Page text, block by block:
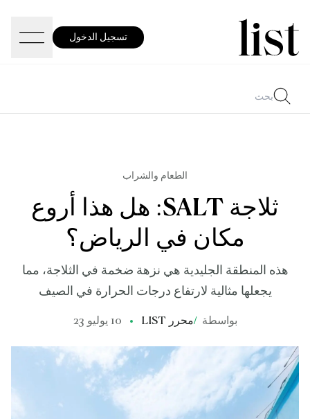
تسجيل الدخول
الطعام والشراب
ثلاجة SALT: هل هذا أروع
مكان في الرياض؟
هذه المنطقة الجليدية هي نزهة ضخمة في الثلاجة، مما
يجعلها مثالية لارتفاع درجات الحرارة في الصيف
بواسطة /محرر LIST 10 يوليو 23